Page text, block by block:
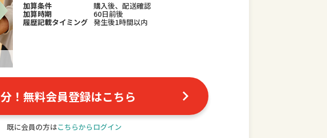
加算条件
購入後、配送確認
加算時期
60日前後
履歴記載タイミング 発生後1時間以内
分！無料会員登録はこちら
既に会員の方はこちらからログイン